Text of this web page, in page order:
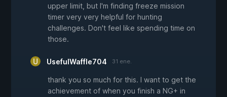
upper limit, but I'm finding freeze mission
timer very very helpful for hunting
challenges. Don't feel like spending time on
those.
UsefulWaffle704 31 ene.
thank you so much for this. I want to get the
achievement of when you finish a NG+ in